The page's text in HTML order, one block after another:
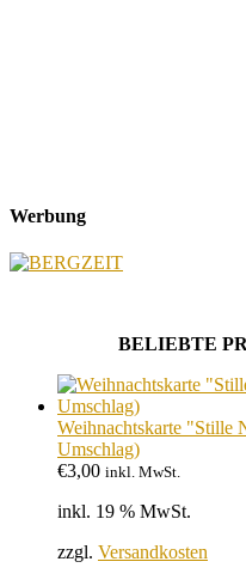
Werbung
BELIEBTE
Weihnachtskarte "Stille
Umschlag)
€3,00 inkl. MwSt.
inkl. 19 % MwSt.
zzgl. Versandkosten